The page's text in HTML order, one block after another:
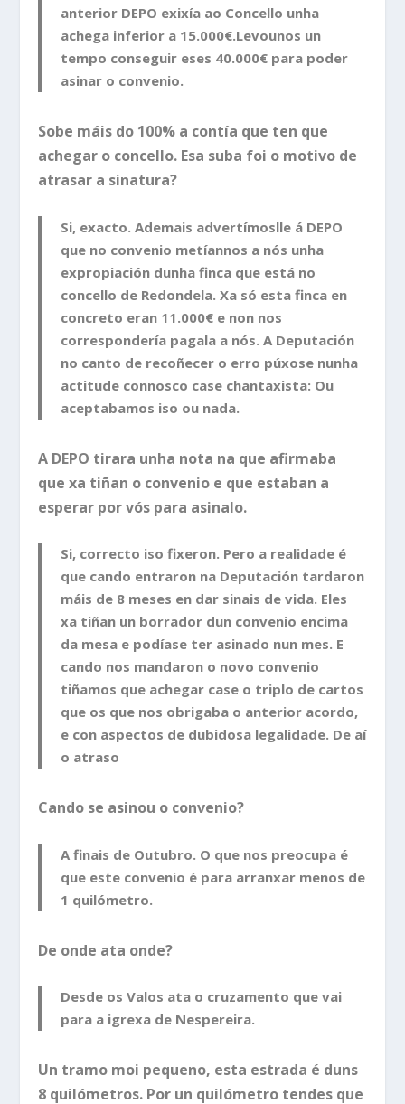
anterior DEPO exixía ao Concello unha
achega inferior a 15.000€.Levounos un
tempo conseguir eses 40.000€ para poder
asinar o convenio.
Sobe máis do 100% a contía que ten que
achegar o concello. Esa suba foi o motivo de
atrasar a sinatura?
Si, exacto. Ademais advertímoslle á DEPO
que no convenio metíannos a nós unha
expropiación dunha finca que está no
concello de Redondela. Xa só esta finca en
concreto eran 11.000€ e non nos
correspondería pagala a nós. A Deputación
no canto de recoñecer o erro púxose nunha
actitude connosco case chantaxista: Ou
aceptabamos iso ou nada.
A DEPO tirara unha nota na que afirmaba
que xa tiñan o convenio e que estaban a
esperar por vós para asinalo.
Si, correcto iso fixeron. Pero a realidade é
que cando entraron na Deputación tardaron
máis de 8 meses en dar sinais de vida. Eles
xa tiñan un borrador dun convenio encima
da mesa e podíase ter asinado nun mes. E
cando nos mandaron o novo convenio
tiñamos que achegar case o triplo de cartos
que os que nos obrigaba o anterior acordo,
e con aspectos de dubidosa legalidade. De aí
o atraso
Cando se asinou o convenio?
A finais de Outubro. O que nos preocupa é
que este convenio é para arranxar menos de
1 quilómetro.
De onde ata onde?
Desde os Valos ata o cruzamento que vai
para a igrexa de Nespereira.
Un tramo moi pequeno, esta estrada é duns
8 quilómetros. Por un quilómetro tendes que